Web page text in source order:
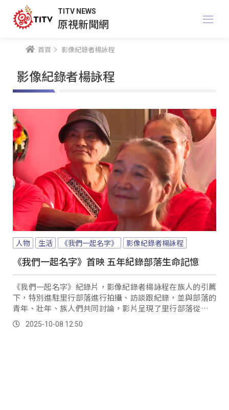
TITV NEWS
原視新聞網
首頁 影像紀錄者楊詠程
影像紀錄者楊詠程
人物 生活 《我們一起名字》 影像紀錄者楊詠程
《我們一起名字》首映 五年紀錄部落生命記憶
《我們一起名字》紀錄片，影像紀錄者楊詠程在族人的引薦
下，特別進駐里行部落進行拍攝、訪談跟紀錄，並與部落的
青年、壯年、族人們共同討論，影片呈現了里行部落從遷移
到聚落，從個人到集體的文化記憶。
2025-10-08 12:50